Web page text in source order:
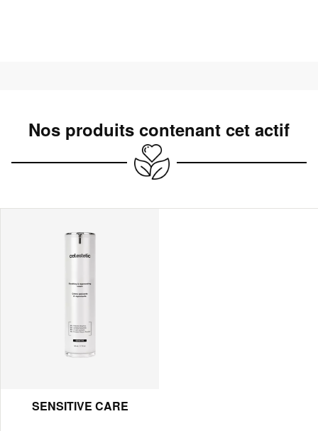
Nos produits contenant cet actif
SENSITIVE CARE